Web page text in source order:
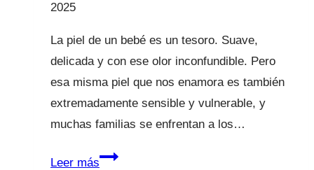
2025
La piel de un bebé es un tesoro. Suave,
delicada y con ese olor inconfundible. Pero
esa misma piel que nos enamora es también
extremadamente sensible y vulnerable, y
muchas familias se enfrentan a los…
Leer másLos